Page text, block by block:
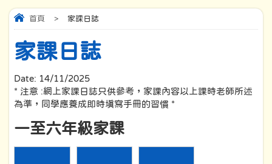
首頁 > 家課日誌
家課日誌
Date: 14/11/2025
* 注意 :網上家課日誌只供參考，家課內容以上課時老師所述
為準，同學應養成即時填寫手冊的習慣 *
一至六年級家課